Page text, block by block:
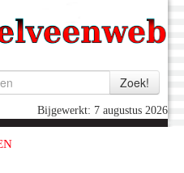
Bijgewerkt: 7 augustus 2026